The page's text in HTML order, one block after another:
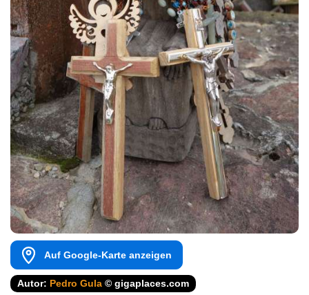
Auf Google-Karte anzeigen
Autor: Pedro Gula © gigaplaces.com